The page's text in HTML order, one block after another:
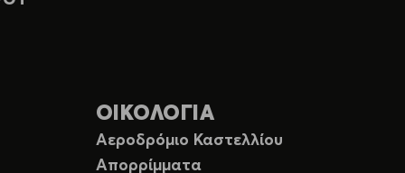
ΟΙΚΟΛΟΓΙΑ
Αεροδρόμιο Καστελλίου
Απορρίμματα